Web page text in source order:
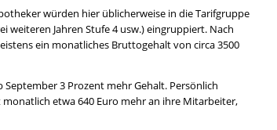
würden hier üblicherweise in die Tarifgruppe
weiteren Jahren Stufe 4 usw.) eingruppiert. Nach
ein monatliches Bruttogehalt von circa 3500
3 Prozent mehr Gehalt. Persönlich
etwa 640 Euro mehr an ihre Mitarbeiter,